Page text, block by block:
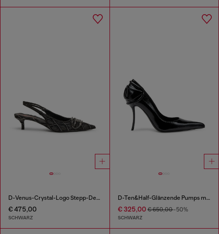
D-Venus-Crystal-Logo Stepp-Denim-Slingback-Pumps
€ 475,00
SCHWARZ
D-Ten&Half-Glänzende Pumps mit geschwungenem Absatz
€ 325,00€ 650,00-50%
SCHWARZ